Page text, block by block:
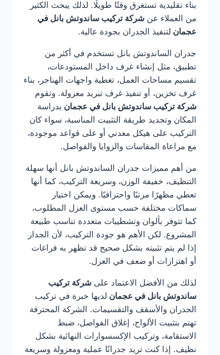
بناء تقليدية تستغرق وقتًا طويلًا. لذلك يبحث الكثير
من العملاء عن شركة تركيب ساندوتش بانل في
عجمان لتنفيذ الجدران بجودة عالية.
جدران الساندوتش بانل تستخدم في أكثر من
تطبيق، مثل إنشاء غرف داخل المستودعات،
تقسيم مساحات العمل، تغطية واجهات الهناجر، بناء
غرف تخزين، أو تنفيذ غرف تبريد معزولة. وتقوم
شركة تركيب ساندوتش بانل في عجمان بدراسة
المكان وتحديد طريقة التثبيت المناسبة، سواء كان
التركيب على هيكل معدني أو على قواعد موجودة،
مع مراعاة المقاسات والزوايا والفواصل.
من أهم مميزات جدران الساندوتش بانل أنها سهلة
التنظيف، خفيفة الوزن، وسريعة التركيب، كما أنها
تعطي مظهرًا مرتبًا واحترافيًا. ويمكن اختيار
سماكات مختلفة حسب مستوى العزل المطلوب،
كما تتوفر بألوان وتشطيبات متعددة تناسب طبيعة
المشروع. لكن الأهم هو جودة التركيب، لأن الجدار
إذا لم يتم تثبيته بشكل صحيح قد تظهر به فراغات
أو اهتزازات أو ضعف في العزل.
لذلك من الأفضل الاعتماد على شركة تركيب
ساندوتش بانل في عجمان لديها خبرة في تركيب
الجدران والأسقف والتقسيمات. الشركة المحترفة
تهتم بتثبيت الألواح، إغلاق الفواصل، ضبط
الاستقامة، وتركيب الإكسسوارات النهائية بشكل
نظيف. إذا كنت تريد جدرانًا عملية ومعزولة وسريعة